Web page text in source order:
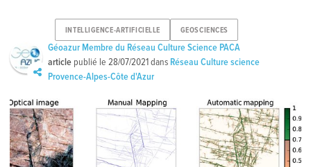
INTELLIGENCE-ARTIFICIELLE GEOSCIENCES
Géoazur Membre du Réseau Culture Science PACA
article publié le28/07/2021dans Réseau Culture science
Provence-Alpes-Côte d'Azur